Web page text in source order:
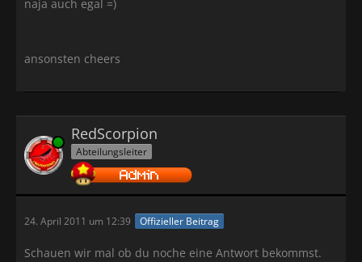
naja auch egal =)
ansonsten cheers
Online RedScorpion
Abteilungsleiter
24. April 2011 um 12:39 Offizieller Beitrag
Schauen wir mal ob du noche eine Antwort bekommst.